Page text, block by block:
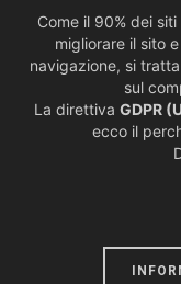
Politiche sulla Privacy·
Come il 90% dei
migliorare il sito
navigazione, si
sul
La direttiva GDPR
ecco il